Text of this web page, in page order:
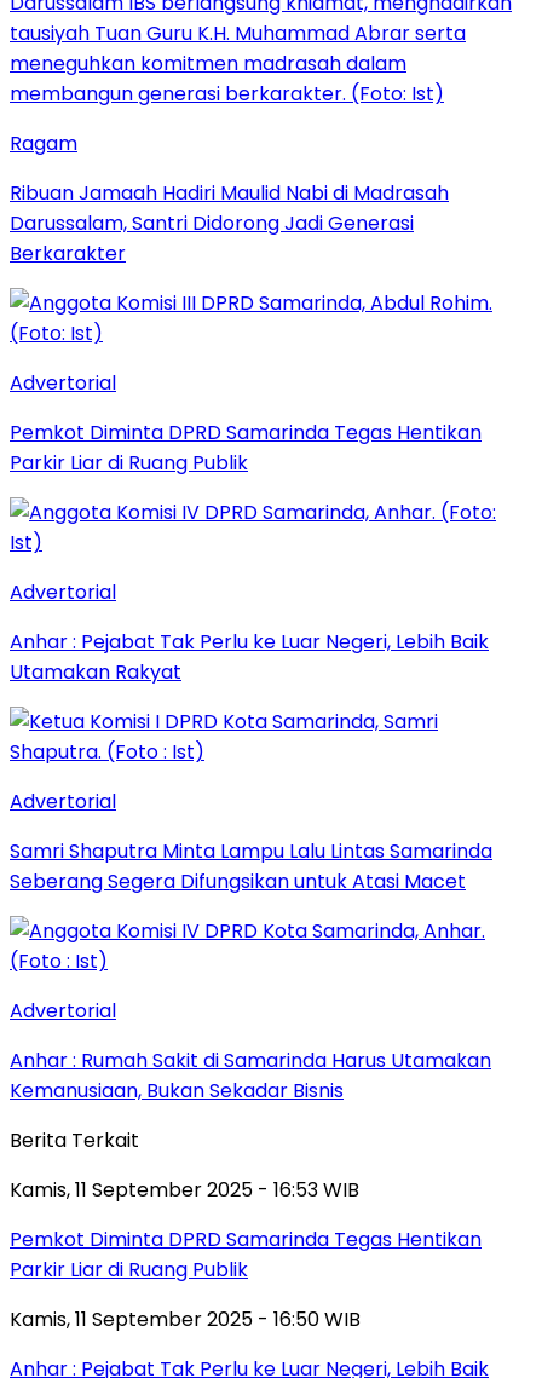
Ragam
Ribuan Jamaah Hadiri Maulid Nabi di Madrasah
Darussalam, Santri Didorong Jadi Generasi
Berkarakter
Advertorial
Pemkot Diminta DPRD Samarinda Tegas Hentikan
Parkir Liar di Ruang Publik
Advertorial
Anhar : Pejabat Tak Perlu ke Luar Negeri, Lebih Baik
Utamakan Rakyat
Advertorial
Samri Shaputra Minta Lampu Lalu Lintas Samarinda
Seberang Segera Difungsikan untuk Atasi Macet
Advertorial
Anhar : Rumah Sakit di Samarinda Harus Utamakan
Kemanusiaan, Bukan Sekadar Bisnis
Berita Terkait
Kamis, 11 September 2025 - 16:53 WIB
Pemkot Diminta DPRD Samarinda Tegas Hentikan
Parkir Liar di Ruang Publik
Kamis, 11 September 2025 - 16:50 WIB
Anhar : Pejabat Tak Perlu ke Luar Negeri, Lebih Baik